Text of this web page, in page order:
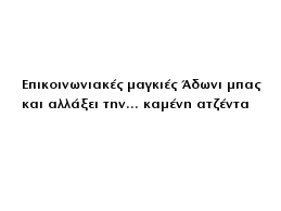
Επικοινωνιακές μαγκιές Άδωνι μπας
και αλλάξει την… καμένη ατζέντα